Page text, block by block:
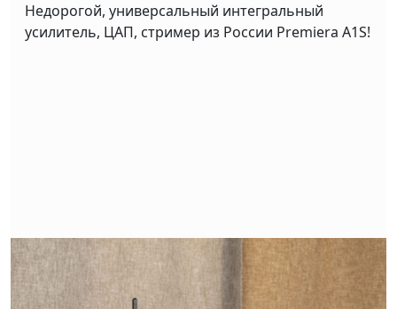
Недорогой, универсальный интегральный
усилитель, ЦАП, стример из России Premiera A1S!